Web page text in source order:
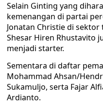
Selain Ginting yang
kemenangan di partai
Jonatan Christie di
Shesar Hiren Rhustavito
menjadi starter.
Sementara di daftar
Mohammad Ahsan/
Sukamuljo, serta Fajar
Ardianto.